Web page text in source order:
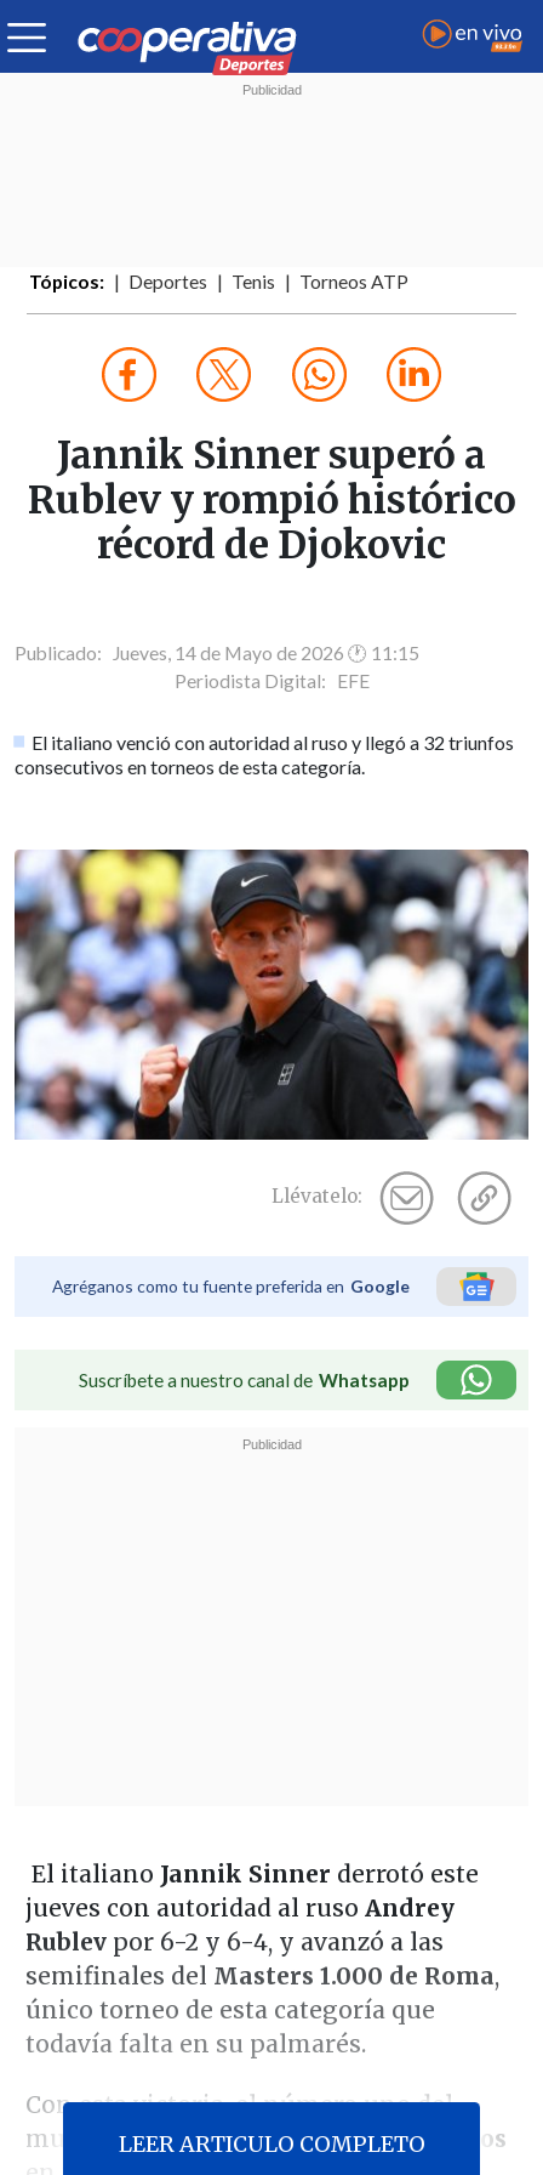
Tópicos: Deportes Tenis Torneos ATP
Jannik Sinner superó a
Rublev y rompió histórico
récord de Djokovic
Publicado: Jueves, 14 de Mayo de 2026 🕐 11:15
Periodista Digital: EFE
El italiano venció con autoridad al ruso y llegó a 32 triunfos
consecutivos en torneos de esta categoría.
Llévatelo:
Agréganos como tu fuente preferida en Google
Suscríbete a nuestro canal de Whatsapp
El italiano Jannik Sinner derrotó este
jueves con autoridad al ruso Andrey
Rublevpor 6-2 y 6-4, y avanzó a las
semifinales del Masters 1.000 de Roma,
único torneo de esta categoría que
todavía falta en su palmarés.
Con esta victoria, el número uno del
mundo alcanzó32 triunfos consecutivos
LEER ARTICULO COMPLETO